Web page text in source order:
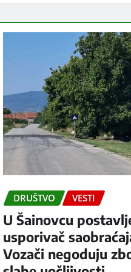
DRUŠTVO VESTI
U Šainovcu
usporivač
Vozači negoduju